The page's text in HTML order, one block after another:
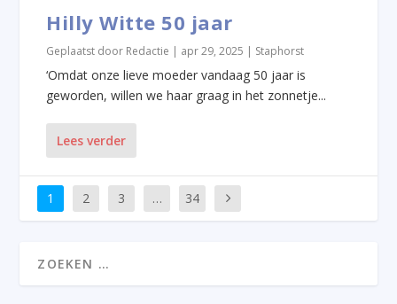
Hilly Witte 50 jaar
Geplaatst door Redactie | apr 29, 2025 | Staphorst
‘Omdat onze lieve moeder vandaag 50 jaar is
geworden, willen we haar graag in het zonnetje...
Lees verder
1 2 3 … 34